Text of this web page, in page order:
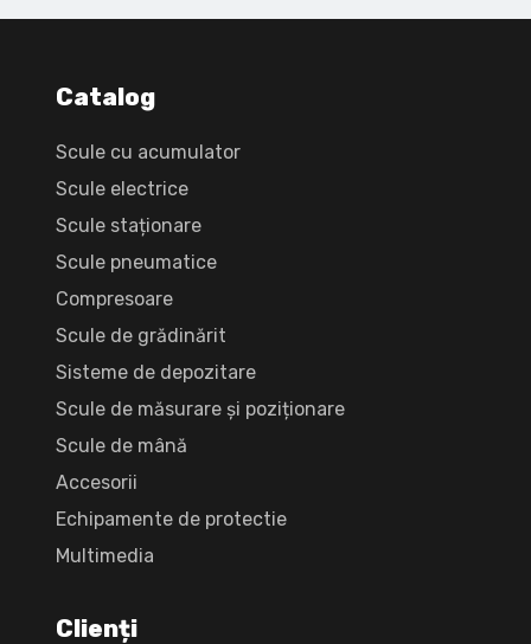
Catalog
Scule cu acumulator
Scule electrice
Scule staționare
Scule pneumatice
Compresoare
Scule de grădinărit
Sisteme de depozitare
Scule de măsurare și poziționare
Scule de mână
Accesorii
Echipamente de protectie
Multimedia
Clienți